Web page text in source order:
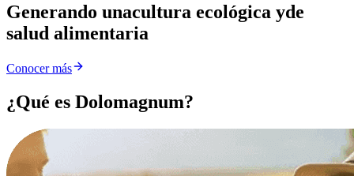
Generando unacultura ecológica yde
salud alimentaria
Conocer más
¿Qué es Dolomagnum?